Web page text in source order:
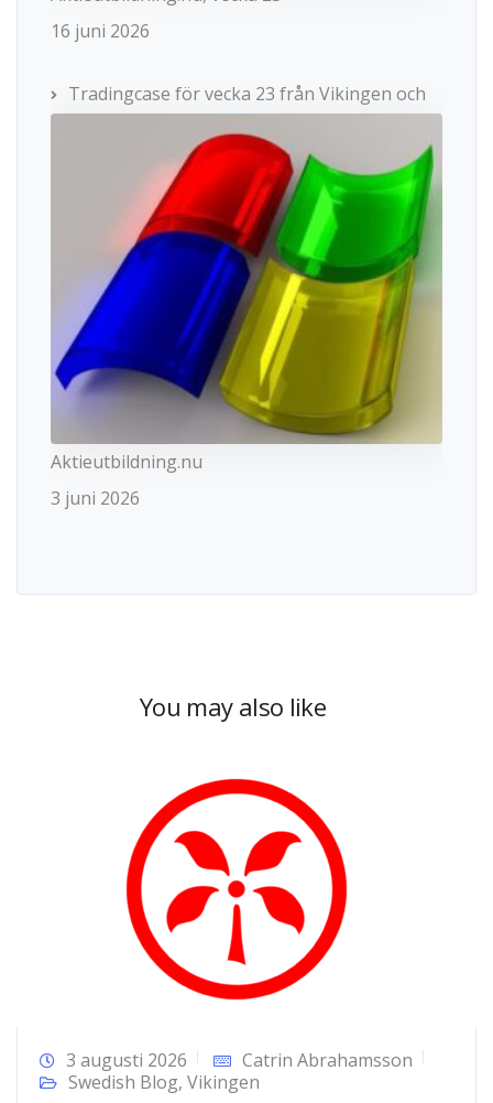
16 juni 2026
Tradingcase för vecka 23 från Vikingen och
Aktieutbildning.nu
3 juni 2026
You may also like
3 augusti 2026
Catrin Abrahamsson
Swedish Blog, Vikingen